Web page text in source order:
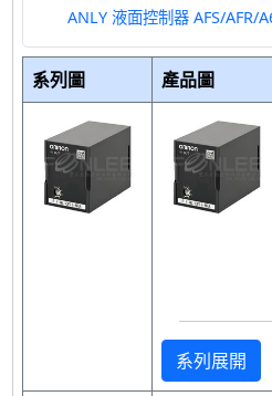
ANLY 液面控制器 AFS/AFR/
系列圖 產品圖
系列展開